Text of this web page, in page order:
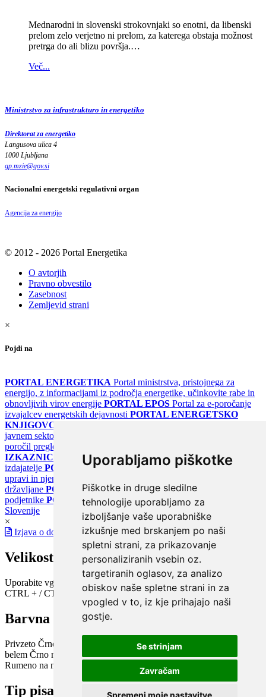
Uporabljamo piškotke
Piškotke in druge sledilne
tehnologije uporabljamo za
izboljšanje vaše uporabniške
izkušnje med brskanjem po naši
spletni strani, za prikazovanje
personaliziranih vsebin oz.
targetiranih oglasov, za analizo
obiskov naše spletne strani in za
vpogled v to, iz kje prihajajo naši
gostje.
Se strinjam
Zavračam
Spremeni moje nastavitve
Mednarodni in slovenski strokovnjaki so enotni, da libenski
prelom zelo verjetno ni prelom, za katerega obstaja možnost
pretrga do ali blizu površja.…
Več...
Ministrstvo za infrastrukturo in energetiko
Direktorat za energetiko
Langusova ulica 4
1000 Ljubljana
gp.mzie@gov.si
Nacionalni energetski regulativni organ
Agencija za energijo
© 2012 - 2026 Portal Energetika
O avtorjih
Pravno obvestilo
Zasebnost
Zemljevid strani
×
Pojdi na
PORTAL ENERGETIKA Portal ministrstva, pristojnega za
energijo, z informacijami iz področja energetike, učinkovite rabe in
obnovljivih virov energije PORTAL EPOS Portal za e-poročanje
izvajalcev energetskih dejavnosti PORTAL ENERGETSKO
KNJIGOVODSTVO
javnem sektorju
poročil pregledov klimatskih sistemov
IZKAZNICE
Register energetskih izkaznic - za izdelovalce in
izdajatelje PORTAL GOV.SI Osrednje spletno mesto o državni
upravi in njenih storitvah
državljane PORTAL SPOT Državni portal za podjetja in
podjetnike PORTAL OPSI Državni portal odprtih podatkov
Slovenije
×
Izjava o dostopnosti
Velikost pisave
Uporabite vgrajeno funkcijo brskalnika
CTRL + / CTRL -
Barvna shema
Privzeto Črno na belem Belo na črnem Črno na bež
belem Črno na zelenem
Modro na rumenem
Rumeno na modrem
Turkizno na črnem Črno na vijoličnem
Tip pisave